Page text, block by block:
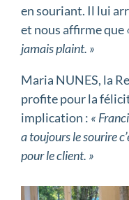
en souriant. Il lui
et nous affirme que
jamais plaint. »
Maria NUNES, la
profite pour la
implication : «
a toujours le sourire
pour le client. »